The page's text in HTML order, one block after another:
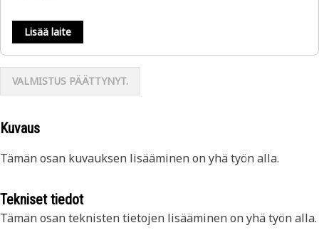
Lisää laite
VALMISTUS PÄÄTTYNYT.
Kuvaus
Tämän osan kuvauksen lisääminen on yhä työn alla.
Tekniset tiedot
Tämän osan teknisten tietojen lisääminen on yhä työn alla.